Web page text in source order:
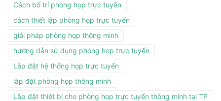
Cách bố trí phòng họp trực tuyến
cách thiết lập phòng họp trực tuyến
giải pháp phòng họp thông minh
hướng dẫn sử dụng phòng họp trực tuyến
Lắp đặt hệ thống họp trực tuyến
lắp đặt phòng họp thông minh
Lắp đặt thiết bị cho phòng họp trực tuyến thông minh tại TP